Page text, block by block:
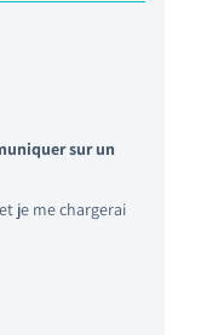
sur un
et je me chargerai